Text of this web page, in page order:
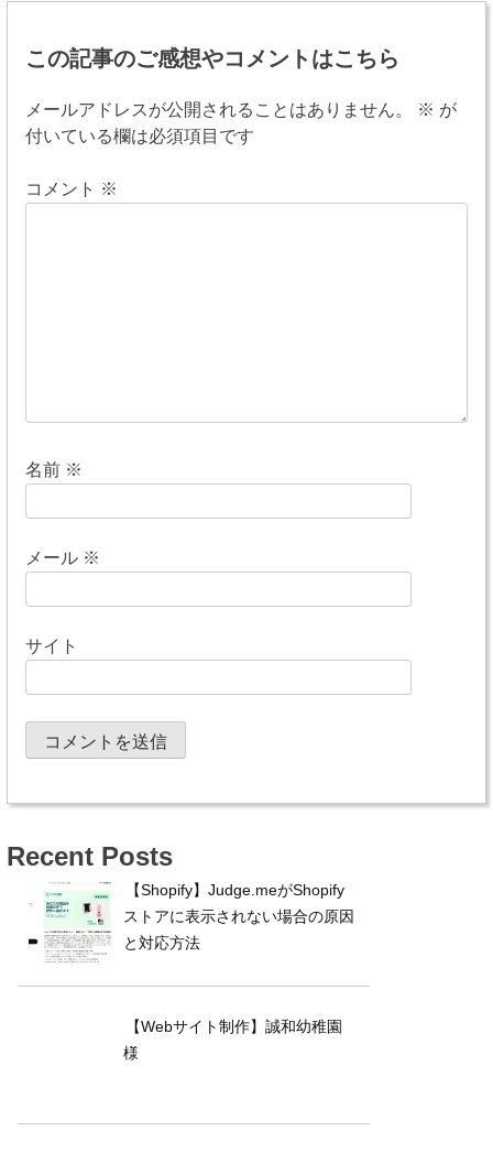
ナ
ビ
ゲ
ー
この記事のご感想やコメントはこちら
メールアドレスが公開されることはありません。 ※ が
付いている欄は必須項目です
コメント ※
名前 ※
メール ※
サイト
Recent Posts
【Shopify】Judge.meがShopify
ストアに表示されない場合の原因
と対応方法
【Webサイト制作】誠和幼稚園
様